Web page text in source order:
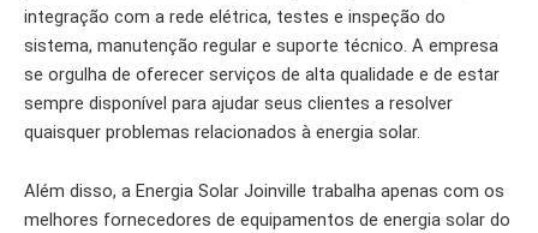
integração com a rede elétrica, testes e inspeção do
sistema, manutenção regular e suporte técnico. A empresa
se orgulha de oferecer serviços de alta qualidade e de estar
sempre disponível para ajudar seus clientes a resolver
quaisquer problemas relacionados à energia solar.
Além disso, a Energia Solar Joinville trabalha apenas com os
melhores fornecedores de equipamentos de energia solar do